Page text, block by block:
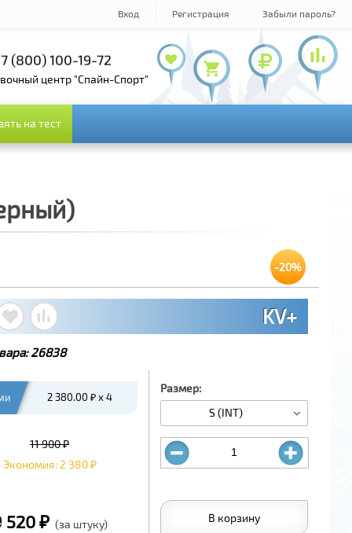
Вход Регистрация Забыли пароль?
+7 (495) 143-73-73
(800) 100-19-72
центр "Спайн-Спорт"
на тест
на тест
-20%
KV+
26838
2 380.00 ₽ x 4
11 900 ₽
Экономия: 2 380 ₽
520 ₽ (за штуку)
Размер:
S (INT)
В корзину